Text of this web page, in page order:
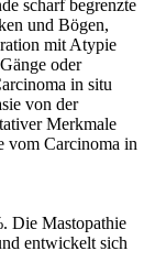
scharf begrenzte
und Bögen,
mit Atypie
oder
in situ
von der
Merkmale
vom Carcinoma in
Die Mastopathie
entwickelt sich